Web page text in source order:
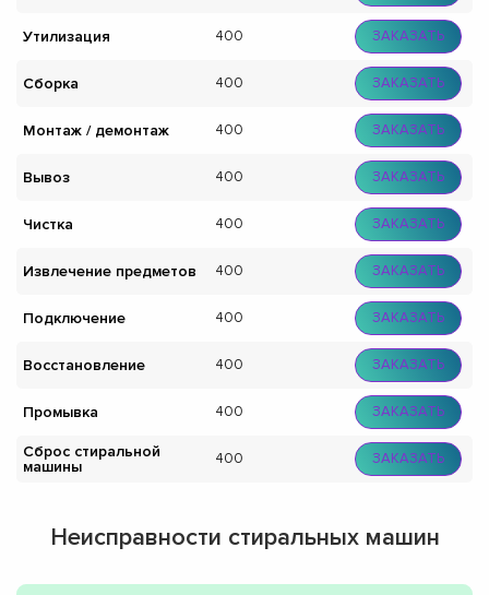
Утилизация 400 ЗАКАЗАТЬ
Сборка 400 ЗАКАЗАТЬ
Монтаж / демонтаж 400 ЗАКАЗАТЬ
Вывоз 400 ЗАКАЗАТЬ
Чистка 400 ЗАКАЗАТЬ
Извлечение предметов 400 ЗАКАЗАТЬ
Подключение 400 ЗАКАЗАТЬ
Восстановление 400 ЗАКАЗАТЬ
Промывка 400 ЗАКАЗАТЬ
Сброс стиральной
машины
400 ЗАКАЗАТЬ
Неисправности стиральных машин